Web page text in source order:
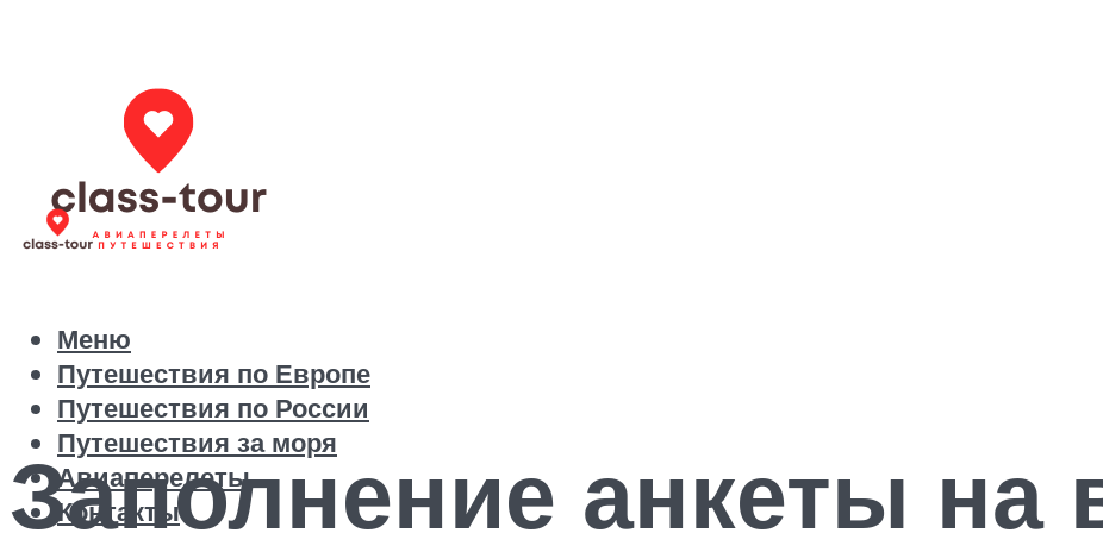
Путешествия по Европе
Путешествия по России
Путешествия за моря
Авиаперелеты
Контакты
Меню
Заполнение анкеты на